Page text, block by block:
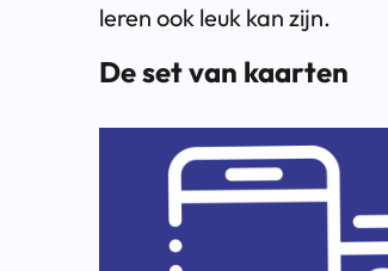
leren ook leuk kan zijn.
De set van kaarten